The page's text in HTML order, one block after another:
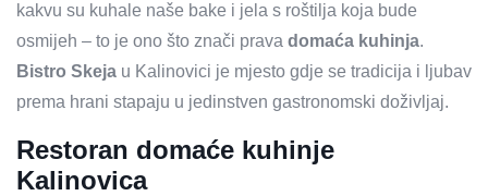
kakvu su kuhale naše bake i jela s roštilja koja bude
osmijeh – to je ono što znači prava domaća kuhinja.
Bistro Skeja u Kalinovici je mjesto gdje se tradicija i ljubav
prema hrani stapaju u jedinstven gastronomski doživljaj.
Restoran domaće kuhinje
Kalinovica